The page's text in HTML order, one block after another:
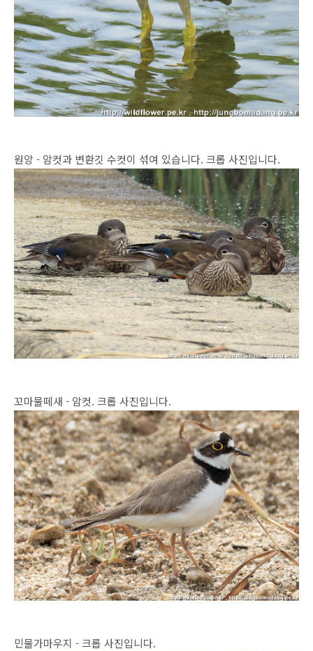
원앙 - 암컷과 변환깃 수컷이 섞여 있습니다. 크롭 사진입니다.
꼬마물떼새 - 암컷. 크롭 사진입니다.
민물가마우지 - 크롭 사진입니다.